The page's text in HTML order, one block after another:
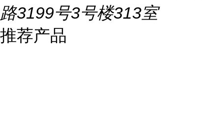
路3199号3号楼313室
推荐产品